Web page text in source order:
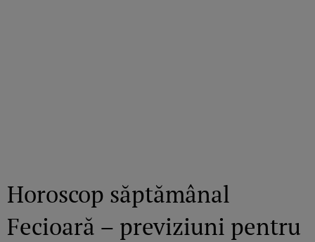
Horoscop săptămânal
Fecioară – previziuni pentru